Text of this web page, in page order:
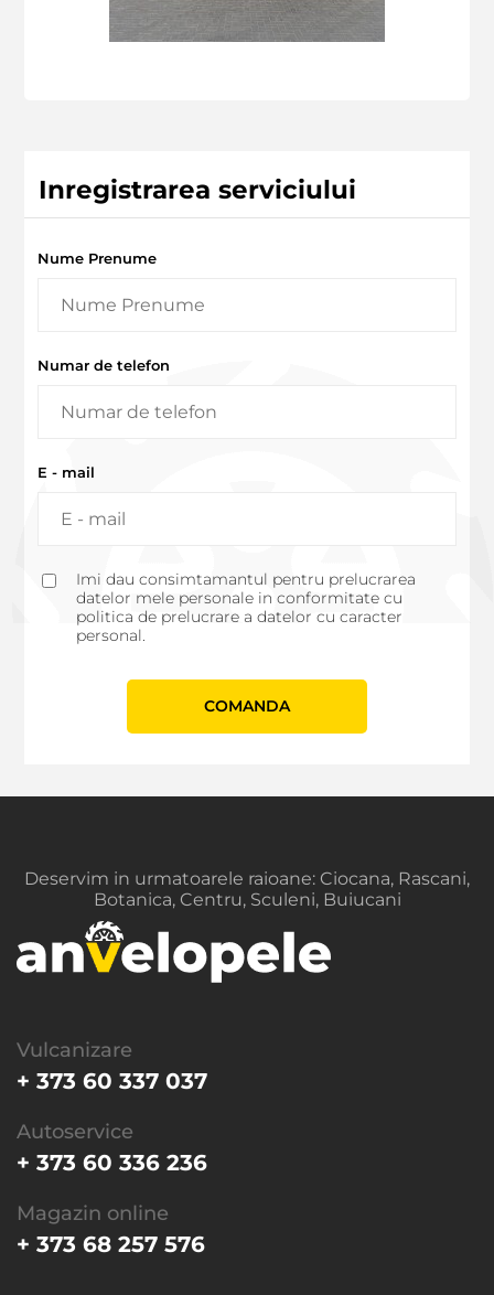
Inregistrarea serviciului
Nume Prenume
Numar de telefon
E - mail
Imi dau consimtamantul pentru prelucrarea
datelor mele personale in conformitate cu
politica de prelucrare a datelor cu caracter
personal.
СOMANDA
Deservim in urmatoarele raioane: Ciocana, Rascani,
Botanica, Centru, Sculeni, Buiucani
Vulcanizare
+ 373 60 337 037
Autoservice
+ 373 60 336 236
Magazin online
+ 373 68 257 576